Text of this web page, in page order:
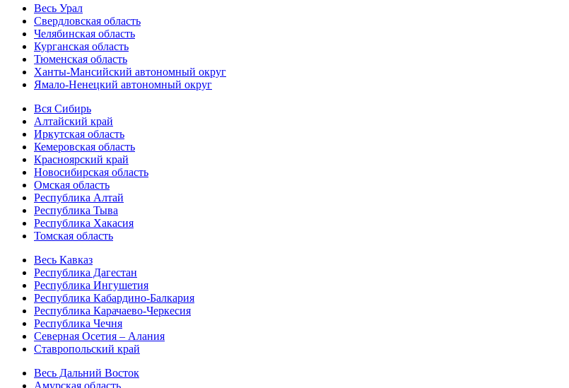
Весь Урал
Свердловская область
Челябинская область
Курганская область
Тюменская область
Ханты-Мансийский автономный округ
Ямало-Ненецкий автономный округ
Вся Сибирь
Алтайский край
Иркутская область
Кемеровская область
Красноярский край
Новосибирская область
Омская область
Республика Алтай
Республика Тыва
Республика Хакасия
Томская область
Весь Кавказ
Республика Дагестан
Республика Ингушетия
Республика Кабардино-Балкария
Республика Карачаево-Черкесия
Республика Чечня
Северная Осетия – Алания
Ставропольский край
Весь Дальний Восток
Амурская область